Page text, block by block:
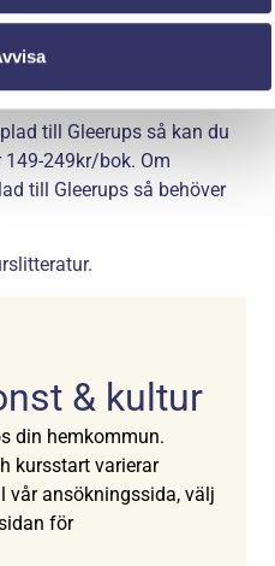
studiemedel från Centrala
Läs mer på www.csn.se.
till Gleerups så kan du
249kr/bok. Om
till Gleerups så behöver
& kultur
din hemkommun.
kursstart varierar
vår ansökningssida, välj
för